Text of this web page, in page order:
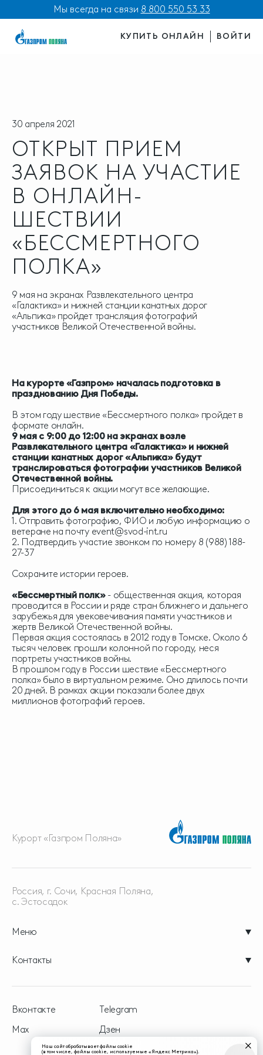
Мы всегда на связи 8 800 550 53 33
КУПИТЬ ОНЛАЙН ВОЙТИ
30 апреля 2021
ОТКРЫТ ПРИЕМ
ЗАЯВОК НА УЧАСТИЕ
В ОНЛАЙН-
ШЕСТВИИ
«БЕССМЕРТНОГО
ПОЛКА»
9 мая на экранах Развлекательного центра
«Галактика» и нижней станции канатных дорог
«Альпика» пройдет трансляция фотографий
участников Великой Отечественной войны.
На курорте «Газпром» началась подготовка в
празднованию Дня Победы.
В этом году шествие «Бессмертного полка» пройдет в
формате онлайн.
9 мая с 9:00 до 12:00 на экранах возле
Развлекательного центра «Галактика» и нижней
станции канатных дорог «Альпика» будут
транслироваться фотографии участников Великой
Отечественной войны.
Присоединиться к акции могут все желающие.
Для этого до 6 мая включительно необходимо:
1. Отправить фотографию, ФИО и любую информацию о
ветеране на почту event@svod-int.ru
2. Подтвердить участие звонком по номеру 8 (988) 188-
27-37
Сохраните истории героев.
«Бессмертный полк»- общественная акция, которая
проводится в России и ряде стран ближнего и дальнего
зарубежья для увековечивания памяти участников и
жертв Великой Отечественной войны.
Первая акция состоялась в 2012 году в Томске. Около 6
тысяч человек прошли колонной по городу, неся
портреты участников войны.
В прошлом году в России шествие «Бессмертного
полка» было в виртуальном режиме. Оно длилось почти
20 дней. В рамках акции показали более двух
миллионов фотографий героев.
Курорт «Газпром Поляна»
Меню
Россия, г. Сочи, Красная Поляна,
с. Эстосадок
Контакты
Вконтакте
Telegram
Max
Дзен
Наш сайт обрабатывает файлы cookie
(в том числе, файлы cookie, используемые «Яндекс Метрика»).